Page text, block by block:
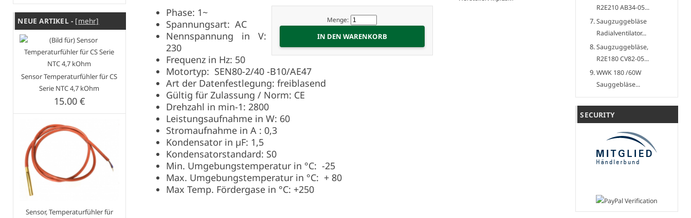
NEUE ARTIKEL - [mehr]
Sensor Temperaturfühler für CS
Serie NTC 4,7 kOhm
15.00 €
Sensor, Temperaturfühler für
Menge:
Phase: 1~
Spannungsart: AC
Nennspannung in V:
230
Frequenz in Hz: 50
Motortyp: SEN80-2/40 -B10/AE47
Art der Datenfestlegung: freiblasend
Gültig für Zulassung / Norm: CE
Drehzahl in min-1: 2800
Leistungsaufnahme in W: 60
Stromaufnahme in A : 0,3
Kondensator in µF: 1,5
Kondensatorstandard: S0
Min. Umgebungstemperatur in °C: -25
Max. Umgebungstemperatur in °C: + 80
Max Temp. Fördergase in °C: +250
R2E210 AB34-05...
Saugzuggebläse
Radialventilator...
Saugzuggebläse,
R2E180 CV82-05...
WWK 180 /60W
Sauggebläse...
SECURITY